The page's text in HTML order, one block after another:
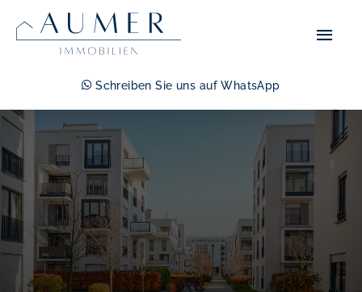
Schreiben Sie uns auf WhatsApp